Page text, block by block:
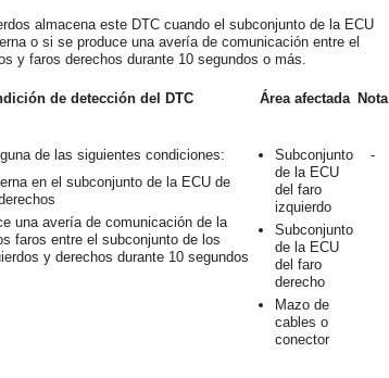
almacena este DTC cuando el subconjunto de la ECU
o si se produce una avería de comunicación entre el
y faros derechos durante 10 segundos o más.
de detección del DTC Área afectada Nota
de las siguientes condiciones:
en el subconjunto de la ECU de
una avería de comunicación de la
faros entre el subconjunto de los
y derechos durante 10 segundos
Subconjunto
de la ECU
del faro
izquierdo
Subconjunto
de la ECU
del faro
derecho
Mazo de
cables o
conector
-